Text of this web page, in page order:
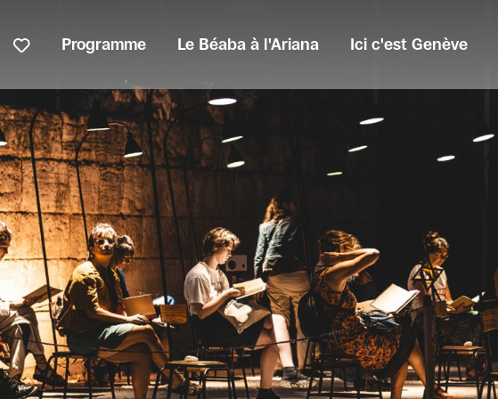
Programme Le Béaba à l'Ariana Ici c'est Genève